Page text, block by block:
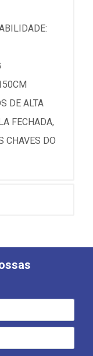
DE ALTA
FECHADA,
CHAVES DO